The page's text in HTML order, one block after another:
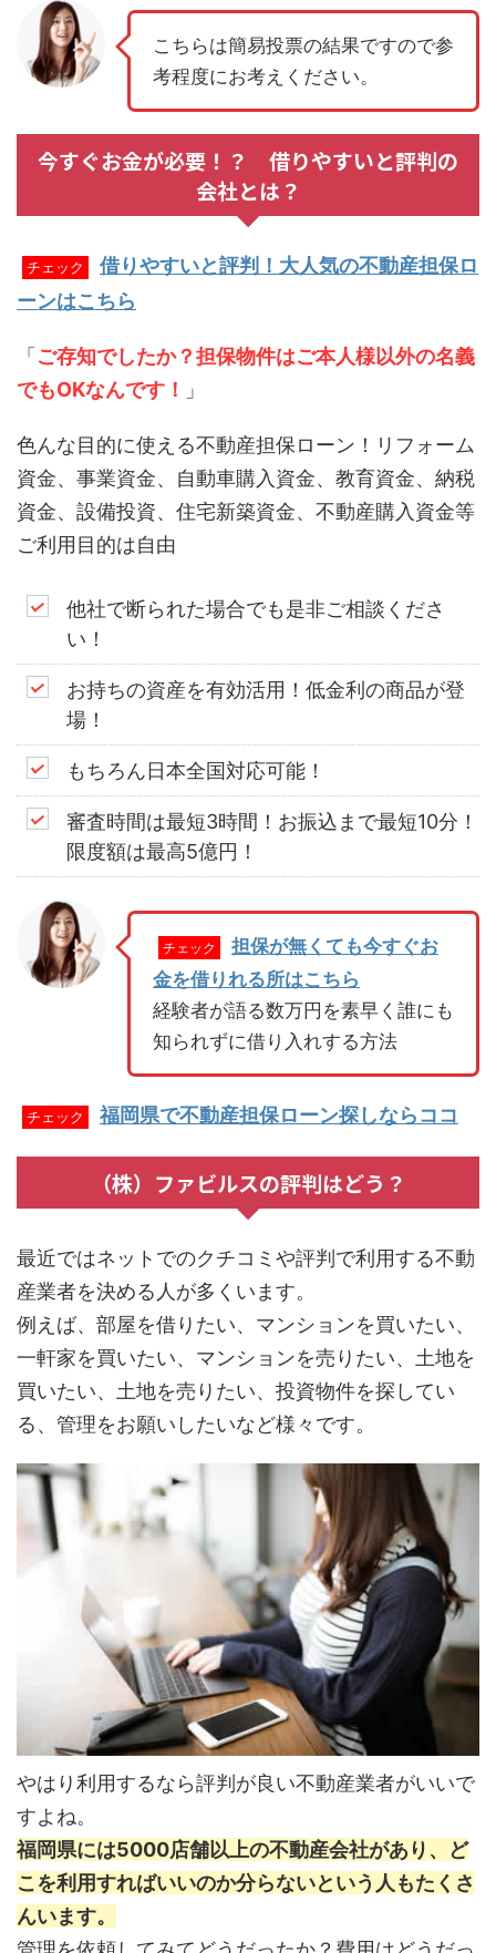
こちらは簡易投票の結果ですので参
考程度にお考えください。
今すぐお金が必要！？ 借りやすいと評判の
会社とは？
チェック
借りやすいと評判！大人気の不動産担保ロ
ーンはこちら
「 ご存知でしたか？担保物件はご本人様以外の名義
でもOKなんです！
」
色んな目的に使える不動産担保ローン！リフォーム
資金、事業資金、自動車購入資金、教育資金、納税
資金、設備投資、住宅新築資金、不動産購入資金等
ご利用目的は自由
他社で断られた場合でも是非ご相談くださ
い！
お持ちの資産を有効活用！低金利の商品が登
場！
もちろん日本全国対応可能！
審査時間は最短3時間！お振込まで最短10分！
限度額は最高5億円！
チェック
担保が無くても今すぐお
金を借りれる所はこちら
経験者が語る数万円を素早く誰にも
知られずに借り入れする方法
チェック 福岡県で不動産担保ローン探しならココ
（株）ファビルスの評判はどう？
最近ではネットでのクチコミや評判で利用する不動
産業者を決める人が多くいます。
例えば、部屋を借りたい、マンションを買いたい、
一軒家を買いたい、マンションを売りたい、土地を
買いたい、土地を売りたい、投資物件を探してい
る、管理をお願いしたいなど様々です。
やはり利用するなら評判が良い不動産業者がいいで
すよね。
福岡県には5000店舗以上の不動産会社があり、ど
こを利用すればいいのか分らないという人もたくさ
んいます。